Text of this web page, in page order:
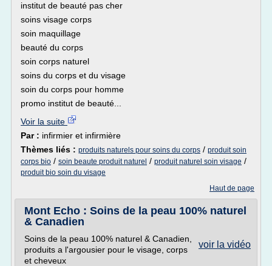
institut de beauté pas cher
soins visage corps
soin maquillage
beauté du corps
soin corps naturel
soins du corps et du visage
soin du corps pour homme
promo institut de beauté...
Voir la suite
Par : infirmier et infirmière
Thèmes liés : produits naturels pour soins du corps / produit soin
corps bio / soin beaute produit naturel / produit naturel soin visage /
produit bio soin du visage
Haut de page
Mont Echo : Soins de la peau 100% naturel
& Canadien
voir la vidéo
Soins de la peau 100% naturel & Canadien,
produits a l'argousier pour le visage, corps
et cheveux